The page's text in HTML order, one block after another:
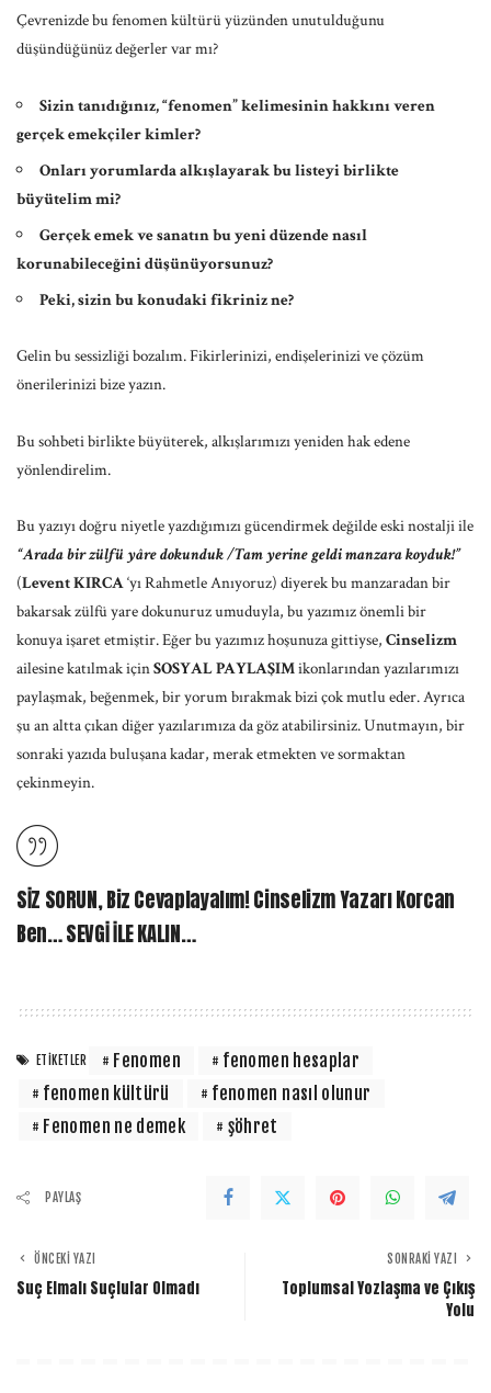
Çevrenizde bu fenomen kültürü yüzünden unutulduğunu
düşündüğünüz değerler var mı?
Sizin tanıdığınız, “fenomen” kelimesinin hakkını veren
gerçek emekçiler kimler?
Onları yorumlarda alkışlayarak bu listeyi birlikte
büyütelim mi?
Gerçek emek ve sanatın bu yeni düzende nasıl
korunabileceğini düşünüyorsunuz?
Peki, sizin bu konudaki fikriniz ne?
Gelin bu sessizliği bozalım. Fikirlerinizi, endişelerinizi ve çözüm
önerilerinizi bize yazın.
Bu sohbeti birlikte büyüterek, alkışlarımızı yeniden hak edene
yönlendirelim.
Bu yazıyı doğru niyetle yazdığımızı gücendirmek değilde eski nostalji ile
“Arada bir zülfü yâre dokunduk /Tam yerine geldi manzara koyduk!”
(Levent KIRCA‘yı Rahmetle Anıyoruz) diyerek bu manzaradan bir
bakarsak zülfü yare dokunuruz umuduyla, bu yazımız önemli bir
konuya işaret etmiştir. Eğer bu yazımız hoşunuza gittiyse, Cinselizm
ailesine katılmak içinSOSYAL PAYLAŞIMikonlarından yazılarımızı
paylaşmak, beğenmek, bir yorum bırakmak bizi çok mutlu eder. Ayrıca
şu an altta çıkan diğer yazılarımıza da göz atabilirsiniz. Unutmayın, bir
sonraki yazıda buluşana kadar, merak etmekten ve sormaktan
çekinmeyin.
SİZ SORUN, Biz Cevaplayalım! Cinselizm Yazarı Korcan
Ben… SEVGİ İLE KALIN…
ETIKETLER Fenomen
fenomen hesaplar
fenomen kültürü
fenomen nasıl olunur
Fenomen ne demek
şöhret
PAYLAŞ
ÖNCEKI YAZI
Suç Elmalı Suçlular Olmadı
SONRAKI YAZI
Toplumsal Yozlaşma ve Çıkış
Yolu